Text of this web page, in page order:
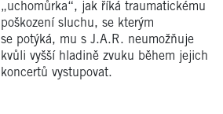
„uchomůrka“, jak říká traumatickému
poškození sluchu, se kterým
se potýká, mu s J.A.R. neumožňuje
kvůli vyšší hladině zvuku během jejich
koncertů vystupovat.